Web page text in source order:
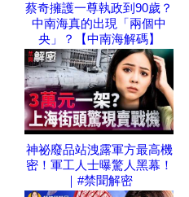
蔡奇擁護一尊執政到90歲？
中南海真的出現「兩個中
央」？【中南海解碼】
神祕廢品站洩露軍方最高機
密！軍工人士曝驚人黑幕！
｜#禁聞解密